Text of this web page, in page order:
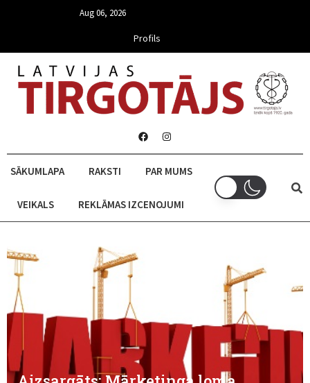
Aug 06, 2026
Profils
SĀKUMLAPA RAKSTI PAR MUMS
VEIKALS REKLĀMAS IZCENOJUMI